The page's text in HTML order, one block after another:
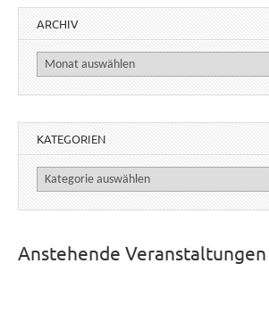
ARCHIV
Archiv
KATEGORIEN
Kategorien
Anstehende Veranstaltungen